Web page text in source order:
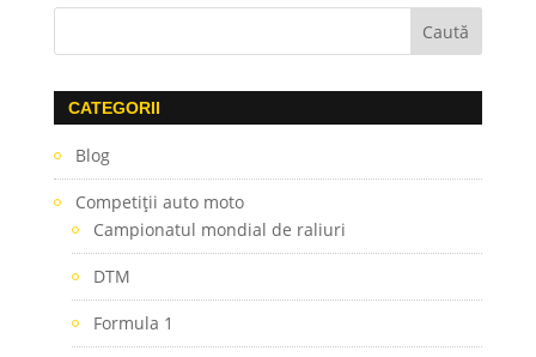
CATEGORII
Blog
Competiţii auto moto
Campionatul mondial de raliuri
DTM
Formula 1